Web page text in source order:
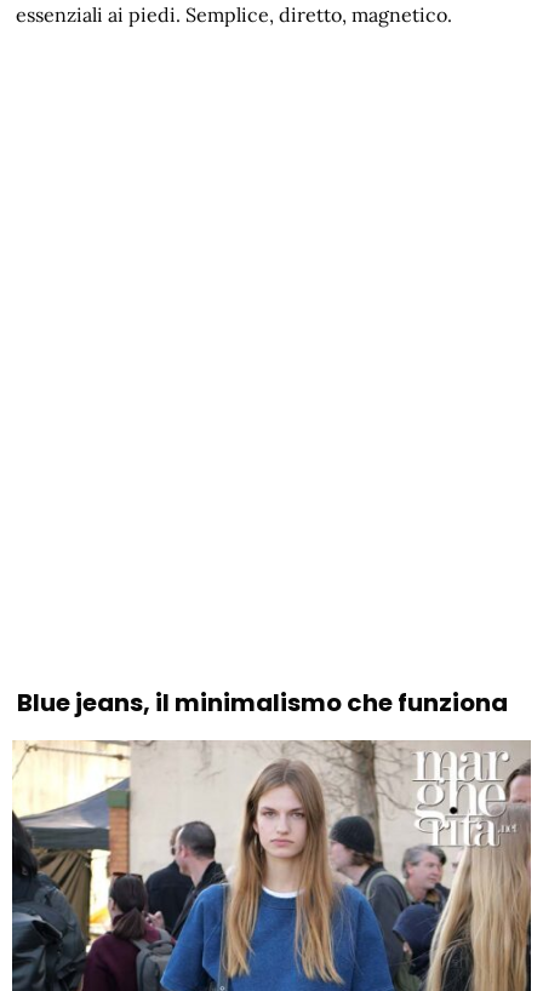
essenziali ai piedi. Semplice, diretto, magnetico.
Blue jeans, il minimalismo che funziona